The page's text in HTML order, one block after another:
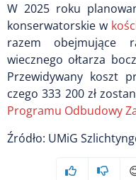
W 2025 roku
konserwatorskie w
razem obejmujące
wiecznego ołtarza
Przewidywany koszt
czego 333 200 zł
Programu Odbudowy
Źródło: UMiG